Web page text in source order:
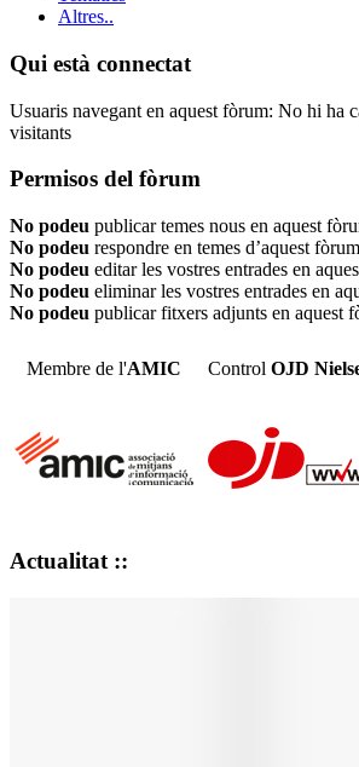
Altres..
Qui està connectat
Usuaris navegant en aquest fòrum: No hi ha
visitants
Permisos del fòrum
No podeu publicar temes nous en aquest
No podeu respondre en temes d’aquest fòrum
No podeu editar les vostres entrades en
No podeu eliminar les vostres entrades en
No podeu publicar fitxers adjunts en aquest
Membre de l'AMIC Control OJD
Actualitat ::